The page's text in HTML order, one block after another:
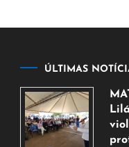
ÚLTIMAS